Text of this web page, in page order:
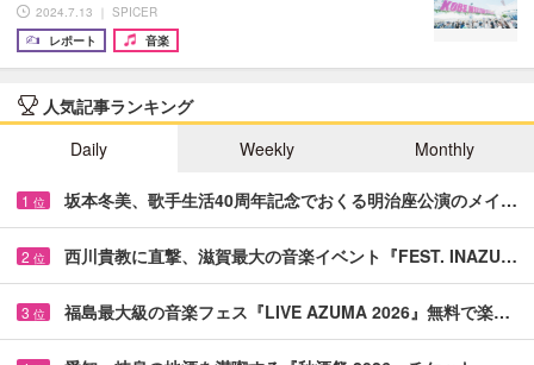
2024.7.13 ｜ SPICER
レポート
音楽
人気記事ランキング
Daily
Weekly Monthly
1 位 坂本冬美、歌手生活40周年記念でおくる明治座公演のメイ…
2 位 西川貴教に直撃、滋賀最大の音楽イベント『FEST. INAZU…
3 位 福島最大級の音楽フェス『LIVE AZUMA 2026』無料で楽…